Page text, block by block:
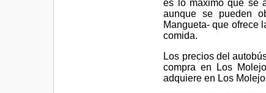
es lo máximo que se
aunque se pueden
Mangueta- que ofrece
comida.
Los precios del
compra en Los
adquiere en Los